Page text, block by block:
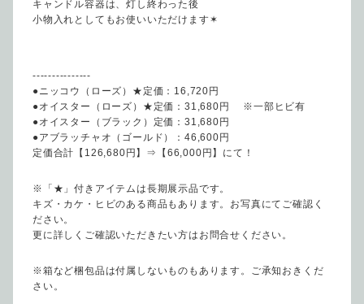
キャンドル容器は、灯し終わった後
小物入れとしてもお使いいただけます✶
---------------
●ニッコウ（ローズ）★定価：16,720円
●オイスター（ローズ）★定価：31,680円 ※一部ヒビ有
●オイスター（ブラック）定価：31,680円
●アブラッチャオ（ゴールド）：46,600円
定価合計【126,680円】⇒【66,000円】にて！
※「★」付きアイテムは長期展示品です。
キズ・カケ・ヒビのある商品もあります。お写真にてご確認く
ださい。
更に詳しくご確認いただきたい方はお問合せください。
※箱など梱包品は付属しないものもあります。ご承知おきくだ
さい。